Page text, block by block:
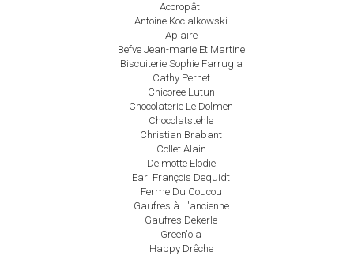
Accropât'
Antoine Kocialkowski
Apiaire
Befve Jean-marie Et Martine
Biscuiterie Sophie Farrugia
Cathy Pernet
Chicoree Lutun
Chocolaterie Le Dolmen
Chocolatstehle
Christian Brabant
Collet Alain
Delmotte Elodie
Earl François Dequidt
Ferme Du Coucou
Gaufres à L'ancienne
Gaufres Dekerle
Green'ola
Happy Drêche